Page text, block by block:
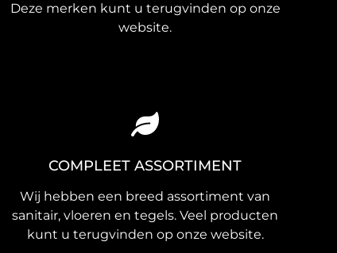
Deze merken kunt u terugvinden op onze
website.
COMPLEET ASSORTIMENT
Wij hebben een breed assortiment van
sanitair, vloeren en tegels. Veel producten
kunt u terugvinden op onze website.